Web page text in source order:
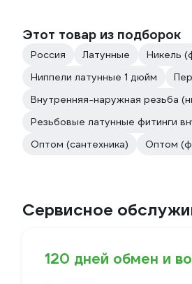
Этот товар из подборок
Россия Латунные Никель
Ниппели латунные 1 дюйм
Внутренняя-наружная резьба
Резьбовые латунные фитинги
Оптом (сантехника)
Оптом
Сервисное
120 дней обмен и